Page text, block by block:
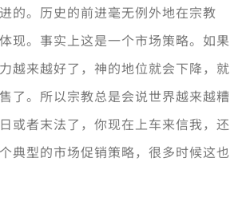
的。历史的前进毫无例外地在宗教
现。事实上这是一个市场策略。如果
越来越好了，神的地位就会下降，就
了。所以宗教总是会说世界越来越糟
或者末法了，你现在上车来信我，还
典型的市场促销策略，很多时候这也